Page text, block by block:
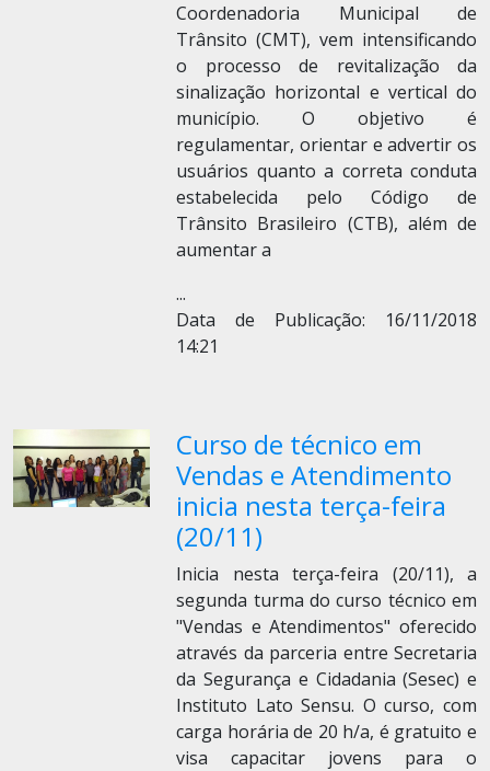
Coordenadoria Municipal de
Trânsito (CMT), vem intensificando
o processo de revitalização da
sinalização horizontal e vertical do
município. O objetivo é
regulamentar, orientar e advertir os
usuários quanto a correta conduta
estabelecida pelo Código de
Trânsito Brasileiro (CTB), além de
aumentar a
...
Data de Publicação: 16/11/2018
14:21
Curso de técnico em
Vendas e Atendimento
inicia nesta terça-feira
(20/11)
Inicia nesta terça-feira (20/11), a
segunda turma do curso técnico em
"Vendas e Atendimentos" oferecido
através da parceria entre Secretaria
da Segurança e Cidadania (Sesec) e
Instituto Lato Sensu. O curso, com
carga horária de 20 h/a, é gratuito e
visa capacitar jovens para o